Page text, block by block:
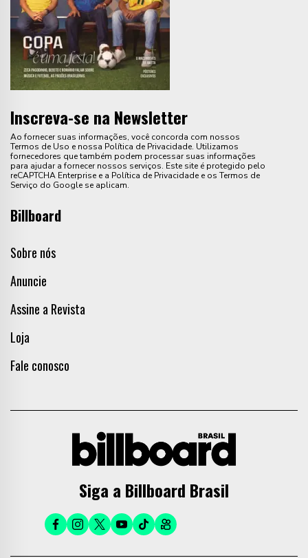
Inscreva-se na Newsletter
Ao fornecer suas informações, você concorda com nossos
Termos de Uso e nossa Política de Privacidade. Utilizamos
fornecedores que também podem processar suas informações
para ajudar a fornecer nossos serviços. Este site é protegido pelo
reCAPTCHA Enterprise e a Política de Privacidade e os Termos de
Serviço do Google se aplicam.
Billboard
Sobre nós
Anuncie
Assine a Revista
Loja
Fale conosco
Siga a Billboard Brasil